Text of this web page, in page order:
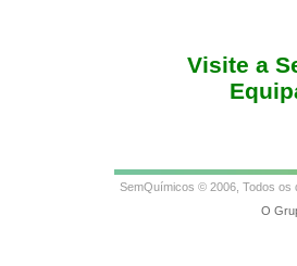
Visite a
SemQuímicos © 2006, Todos os
O